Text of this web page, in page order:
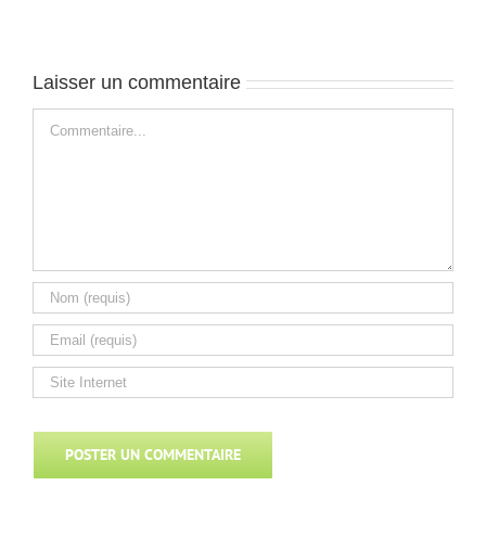
Laisser un commentaire